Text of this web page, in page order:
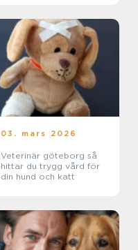
03. mars 2026
Veterinär göteborg så
hittar du trygg vård för
din hund och katt